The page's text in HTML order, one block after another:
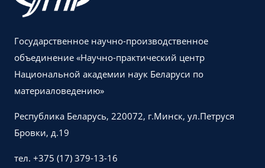
Государственное научно-производственное
объединение «Научно-практический центр
Национальной академии наук Беларуси по
материаловедению»
Республика Беларусь, 220072, г.Минск, ул.Петруся
Бровки, д.19
тел. +375 (17) 379-13-16